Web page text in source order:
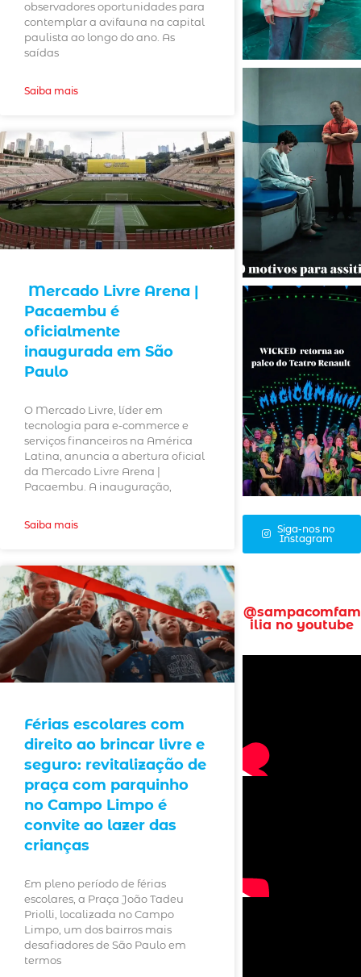
observadores oportunidades para
contemplar a avifauna na capital
paulista ao longo do ano. As
saídas
Saiba mais
Mercado Livre Arena |
Pacaembu é
oficialmente
inaugurada em São
Paulo
O Mercado Livre, líder em
tecnologia para e-commerce e
serviços financeiros na América
Latina, anuncia a abertura oficial
da Mercado Livre Arena |
Pacaembu. A inauguração,
Saiba mais
Férias escolares com
direito ao brincar livre e
seguro: revitalização de
praça com parquinho
no Campo Limpo é
convite ao lazer das
crianças
Em pleno período de férias
escolares, a Praça João Tadeu
Priolli, localizada no Campo
Limpo, um dos bairros mais
desafiadores de São Paulo em
termos
Siga-nos no
Instagram
@sampacomfam
ilia no youtube